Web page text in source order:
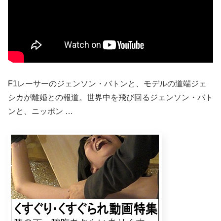
F1レーサーのジェンソン・バトンと、モデルの道端ジェ
シカが離婚との報道。世界中を飛び回るジェンソン・バト
ンと、ニッポン …